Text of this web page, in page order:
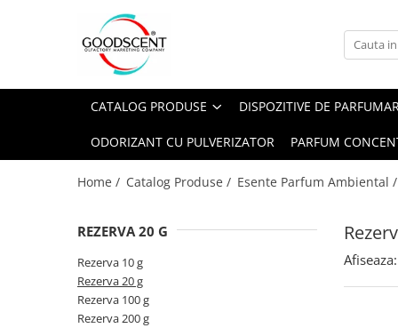
Catalog Produse
Odorizant cu Pulverizator
Dispozitive de Parfumare Ambientală
Industriale (HVAC)
Esente Parfum Ambiental
Rezerva 100 g
Rezerva 500 g
Rezerva 1 Kg
CATALOG PRODUSE DISPOZITIVE DE
ODORIZANT CU PULVERIZATOR PARFUM
Home / Catalog Produse / Esente Parfum Ambiental /
REZERVA 20 G
Rezerva 10 g
Rezerva 20 g
Rezerva 100 g
Rezerva 200 g
Afiseaza: